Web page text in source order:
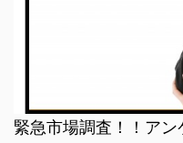
緊急市場調査！！ア